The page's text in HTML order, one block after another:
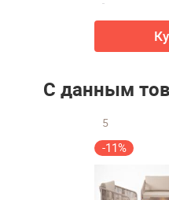
С данным
5
-11%